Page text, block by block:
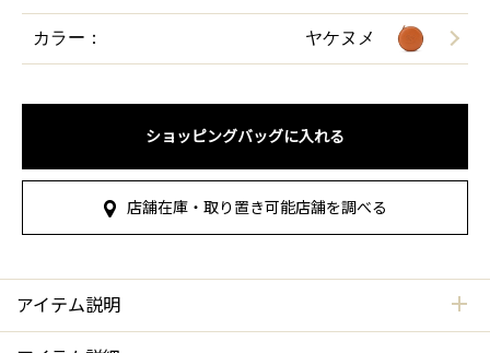
カラー： ヤケヌメ
ショッピングバッグに入れる
店舗在庫・取り置き可能店舗を調べる
アイテム説明